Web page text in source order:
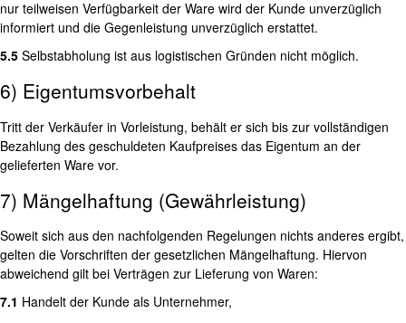
nur teilweisen Verfügbarkeit der Ware wird der Kunde unverzüglich
informiert und die Gegenleistung unverzüglich erstattet.
5.5 Selbstabholung ist aus logistischen Gründen nicht möglich.
6) Eigentumsvorbehalt
Tritt der Verkäufer in Vorleistung, behält er sich bis zur vollständigen
Bezahlung des geschuldeten Kaufpreises das Eigentum an der
gelieferten Ware vor.
7) Mängelhaftung (Gewährleistung)
Soweit sich aus den nachfolgenden Regelungen nichts anderes ergibt,
gelten die Vorschriften der gesetzlichen Mängelhaftung. Hiervon
abweichend gilt bei Verträgen zur Lieferung von Waren:
7.1 Handelt der Kunde als Unternehmer,